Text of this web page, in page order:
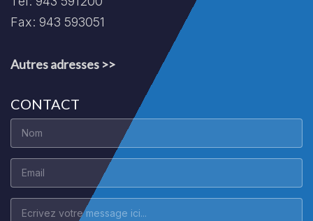
Fax: 943 593051
Autres adresses >>
CONTACT